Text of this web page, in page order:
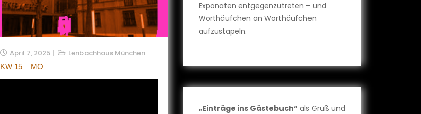
April 7, 2025 Lenbachhaus München
KW 15 – MO
Exponaten entgegenzutreten – und
Worthäufchen an Worthäufchen
aufzustapeln.
„Einträge ins Gästebuch“ als Gruß und